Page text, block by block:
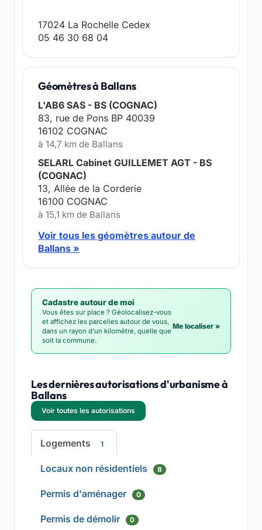
17024 La Rochelle Cedex
05 46 30 68 04
Géomètres à Ballans
L'AB6 SAS - BS (COGNAC)
83, rue de Pons BP 40039
16102 COGNAC
à 14,7 km de Ballans
SELARL Cabinet GUILLEMET AGT - BS
(COGNAC)
13, Allée de la Corderie
16100 COGNAC
à 15,1 km de Ballans
Voir tous les géomètres autour de
Ballans »
Cadastre autour de moi
Vous êtes sur place ? Géolocalisez-vous
et affichez les parcelles autour de vous,
dans un rayon d'un kilomètre, quelle que
soit la commune.
Me localiser »
Les dernières autorisations d'urbanisme à
Ballans
Voir toutes les autorisations
Logements 1
Locaux non résidentiels 8
Permis d'aménager 0
Permis de démolir 0